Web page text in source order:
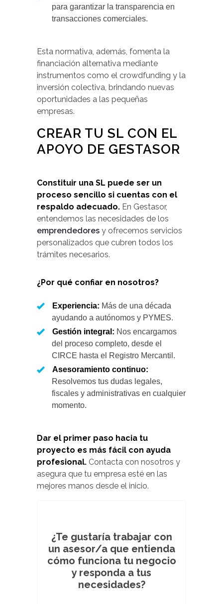
para garantizar la transparencia en
transacciones comerciales.
Esta normativa, además, fomenta la
financiación alternativa mediante
instrumentos como el crowdfunding y la
inversión colectiva, brindando nuevas
oportunidades a las pequeñas
empresas.
CREAR TU SL CON EL
APOYO DE GESTASOR
Constituir una SL puede ser un
proceso sencillo si cuentas con el
respaldo adecuado. En Gestasor,
entendemos las necesidades de los
emprendedores y ofrecemos servicios
personalizados que cubren todos los
trámites necesarios.
¿Por qué confiar en nosotros?
Experiencia: Más de una década
ayudando a autónomos y PYMES.
Gestión integral: Nos encargamos
del proceso completo, desde el
CIRCE hasta el Registro Mercantil.
Asesoramiento continuo:
Resolvemos tus dudas legales,
fiscales y administrativas en cualquier
momento.
Dar el primer paso hacia tu
proyecto es más fácil con ayuda
profesional. Contacta con nosotros y
asegura que tu empresa esté en las
mejores manos desde el inicio.
¿Te gustaría trabajar con
un asesor/a que entienda
cómo funciona tu negocio
y responda a tus
necesidades?